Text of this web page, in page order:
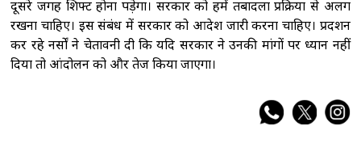
दूसरे जगह शिफ्ट होना पड़ेगा। सरकार को हमें तबादला प्रक्रिया से अलग
रखना चाहिए। इस संबंध में सरकार को आदेश जारी करना चाहिए। प्रदर्शन
कर रहे नर्सों ने चेतावनी दी कि यदि सरकार ने उनकी मांगों पर ध्यान नहीं
दिया तो आंदोलन को और तेज किया जाएगा।